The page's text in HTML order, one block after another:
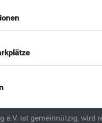
e.V. ist gemeinnützig, wird